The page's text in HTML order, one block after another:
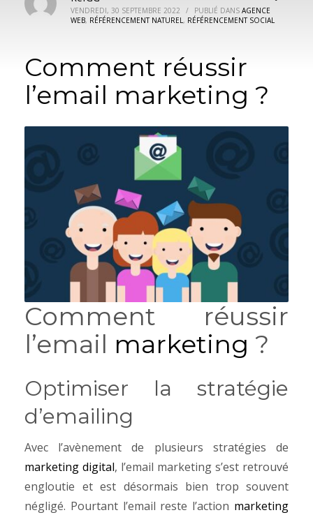
VENDREDI, 30 SEPTEMBRE 2022 / PUBLIÉ DANS AGENCE
WEB, RÉFÉRENCEMENT NATUREL, RÉFÉRENCEMENT SOCIAL
Comment réussir
l’email marketing ?
Comment réussir
l’email marketing ?
Optimiser la stratégie
d’emailing
Avec l’avènement de plusieurs stratégies de
marketing digital, l’email marketing s’est retrouvé
engloutie et est désormais bien trop souvent
négligé. Pourtant l’email reste l’action marketing